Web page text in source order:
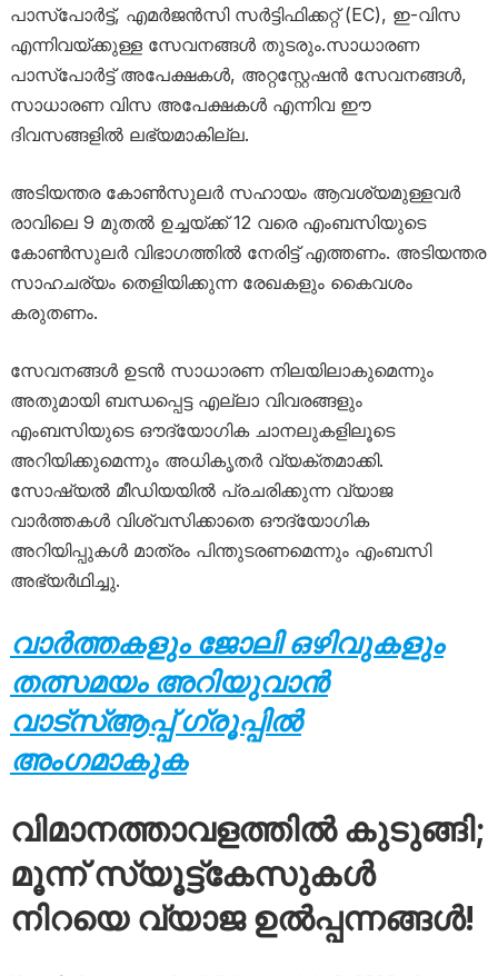
പാസ്‌പോർട്ട്, എമർജൻസി സർട്ടിഫിക്കറ്റ് (EC), ഇ-വിസ
എന്നിവയ്ക്കുള്ള സേവനങ്ങൾ തുടരും.സാധാരണ
പാസ്‌പോർട്ട് അപേക്ഷകൾ, അറ്റസ്റ്റേഷൻ സേവനങ്ങൾ,
സാധാരണ വിസ അപേക്ഷകൾ എന്നിവ ഈ
ദിവസങ്ങളിൽ ലഭ്യമാകില്ല.
അടിയന്തര കോൺസുലർ സഹായം ആവശ്യമുള്ളവർ
രാവിലെ 9 മുതൽ ഉച്ചയ്ക്ക് 12 വരെ എംബസിയുടെ
കോൺസുലർ വിഭാഗത്തിൽ നേരിട്ട് എത്തണം. അടിയന്തര
സാഹചര്യം തെളിയിക്കുന്ന രേഖകളും കൈവശം
കരുതണം.
സേവനങ്ങൾ ഉടൻ സാധാരണ നിലയിലാകുമെന്നും
അതുമായി ബന്ധപ്പെട്ട എല്ലാ വിവരങ്ങളും
എംബസിയുടെ ഔദ്യോഗിക ചാനലുകളിലൂടെ
അറിയിക്കുമെന്നും അധികൃതർ വ്യക്തമാക്കി.
സോഷ്യൽ മീഡിയയിൽ പ്രചരിക്കുന്ന വ്യാജ
വാർത്തകൾ വിശ്വസിക്കാതെ ഔദ്യോഗിക
അറിയിപ്പുകൾ മാത്രം പിന്തുടരണമെന്നും എംബസി
അഭ്യർഥിച്ചു.
വാർത്തകളും ജോലി ഒഴിവുകളും
തത്സമയം അറിയുവാൻ
വാട്സ്ആപ്പ് ഗ്രൂപ്പിൽ
അംഗമാകുക
വിമാനത്താവളത്തിൽ കുടുങ്ങി;
മൂന്ന് സ്യൂട്ട്കേസുകൾ
നിറയെ വ്യാജ ഉൽപ്പന്നങ്ങൾ!